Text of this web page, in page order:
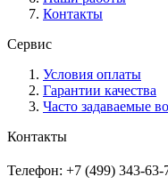
Контакты
Сервис
Условия оплаты
Гарантии качества
Часто задаваемые
Контакты
Телефон: +7 (499) 343-63-